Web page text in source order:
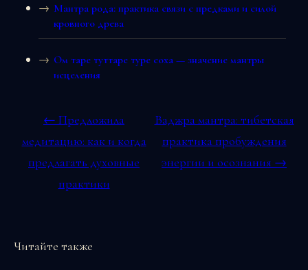
Мантра рода: практика связи с предками и силой
кровного древа
Ом таре туттаре туре соха — значение мантры
исцеления
← Предложила
медитацию: как и когда
предлагать духовные
практики
Ваджра мантра: тибетская
практика пробуждения
энергии и осознания →
Читайте также